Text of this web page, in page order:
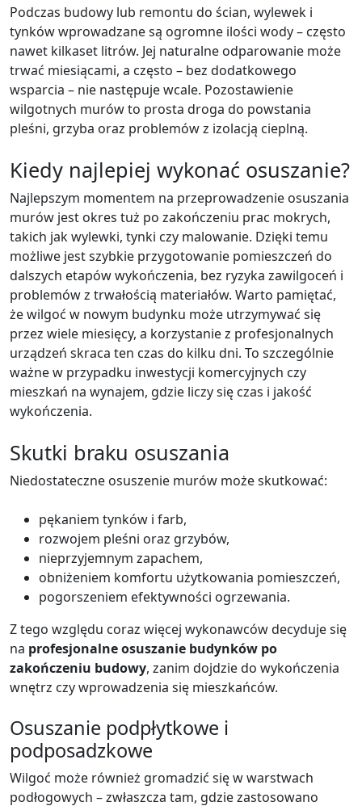
Podczas budowy lub remontu do ścian, wylewek i
tynków wprowadzane są ogromne ilości wody – często
nawet kilkaset litrów. Jej naturalne odparowanie może
trwać miesiącami, a często – bez dodatkowego
wsparcia – nie następuje wcale. Pozostawienie
wilgotnych murów to prosta droga do powstania
pleśni, grzyba oraz problemów z izolacją cieplną.
Kiedy najlepiej wykonać osuszanie?
Najlepszym momentem na przeprowadzenie osuszania
murów jest okres tuż po zakończeniu prac mokrych,
takich jak wylewki, tynki czy malowanie. Dzięki temu
możliwe jest szybkie przygotowanie pomieszczeń do
dalszych etapów wykończenia, bez ryzyka zawilgoceń i
problemów z trwałością materiałów. Warto pamiętać,
że wilgoć w nowym budynku może utrzymywać się
przez wiele miesięcy, a korzystanie z profesjonalnych
urządzeń skraca ten czas do kilku dni. To szczególnie
ważne w przypadku inwestycji komercyjnych czy
mieszkań na wynajem, gdzie liczy się czas i jakość
wykończenia.
Skutki braku osuszania
Niedostateczne osuszenie murów może skutkować:
pękaniem tynków i farb,
rozwojem pleśni oraz grzybów,
nieprzyjemnym zapachem,
obniżeniem komfortu użytkowania pomieszczeń,
pogorszeniem efektywności ogrzewania.
Z tego względu coraz więcej wykonawców decyduje się
na profesjonalne osuszanie budynków po
zakończeniu budowy, zanim dojdzie do wykończenia
wnętrz czy wprowadzenia się mieszkańców.
Osuszanie podpłytkowe i
podposadzkowe
Wilgoć może również gromadzić się w warstwach
podłogowych – zwłaszcza tam, gdzie zastosowano